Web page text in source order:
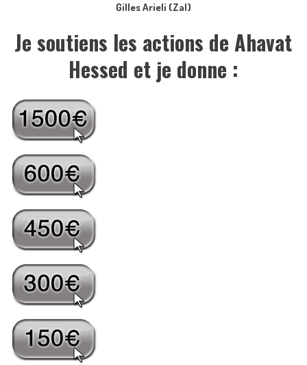
Gilles Arieli (Zal)
Je soutiens les actions de Ahavat
Hessed et je donne :